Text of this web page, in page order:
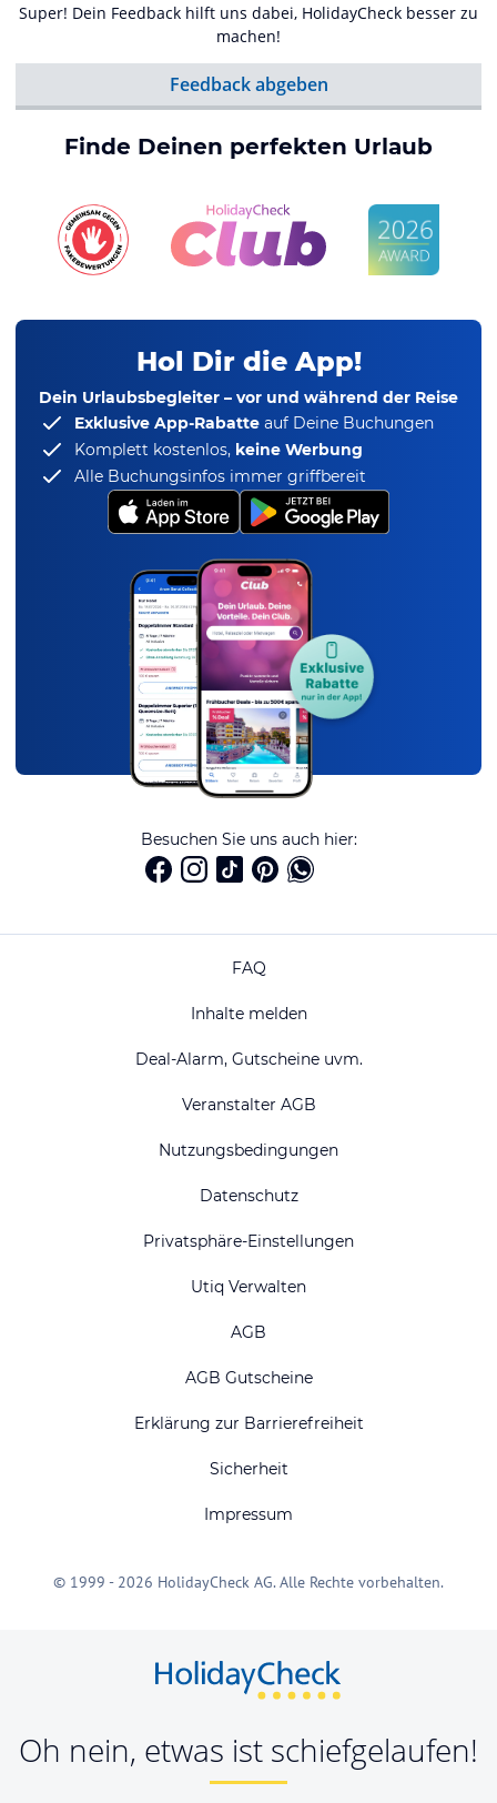
Super! Dein Feedback hilft uns dabei, HolidayCheck besser zu
machen!
Feedback abgeben
Finde Deinen perfekten Urlaub
Hol Dir die App!
Dein Urlaubsbegleiter – vor und während der Reise
Exklusive App-Rabatte auf Deine Buchungen
Komplett kostenlos, keine Werbung
Alle Buchungsinfos immer griffbereit
Besuchen Sie uns auch hier:
FAQ
Inhalte melden
Deal-Alarm, Gutscheine uvm.
Veranstalter AGB
Nutzungsbedingungen
Datenschutz
Privatsphäre-Einstellungen
Utiq Verwalten
AGB
AGB Gutscheine
Erklärung zur Barrierefreiheit
Sicherheit
Impressum
© 1999 - 2026 HolidayCheck AG. Alle Rechte vorbehalten.
Oh nein, etwas ist schiefgelaufen!